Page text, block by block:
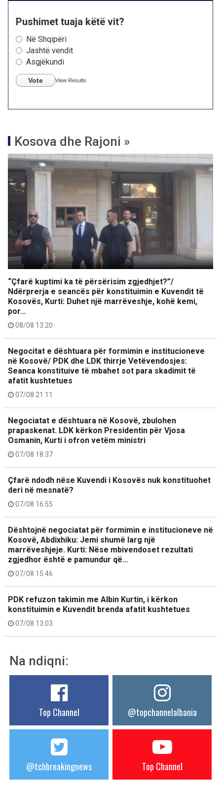
Pushimet tuaja këtë vit?
Në Shqipëri
Jashtë vendit
Asgjëkundi
Vote View Results
Kosova dhe Rajoni »
“Çfarë kuptimi ka të përsërisim zgjedhjet?”/
Ndërprerja e seancës për konstituimin e Kuvendit të
Kosovës, Kurti: Duhet një marrëveshje, kohë kemi,
por…
08/08 13:20
Negocitat e dështuara për formimin e institucioneve
në Kosovë/ PDK dhe LDK thirrje Vetëvendosjes:
Seanca konstituive të mbahet sot para skadimit të
afatit kushtetues
07/08 21:11
Negociatat e dështuara në Kosovë, zbulohen
prapaskenat. LDK kërkon Presidentin për Vjosa
Osmanin, Kurti i ofron vetëm ministri
07/08 18:37
Çfarë ndodh nëse Kuvendi i Kosovës nuk konstituohet
deri në mesnatë?
07/08 16:55
Dështojnë negociatat për formimin e institucioneve në
Kosovë, Abdixhiku: Jemi shumë larg një
marrëveshjeje. Kurti: Nëse mbivendoset rezultati
zgjedhor është e pamundur që…
07/08 15:46
PDK refuzon takimin me Albin Kurtin, i kërkon
konstituimin e Kuvendit brenda afatit kushtetues
07/08 13:03
Na ndiqni:
Top Channel @topchannelalbania
@tchbreakingnews Top Channel